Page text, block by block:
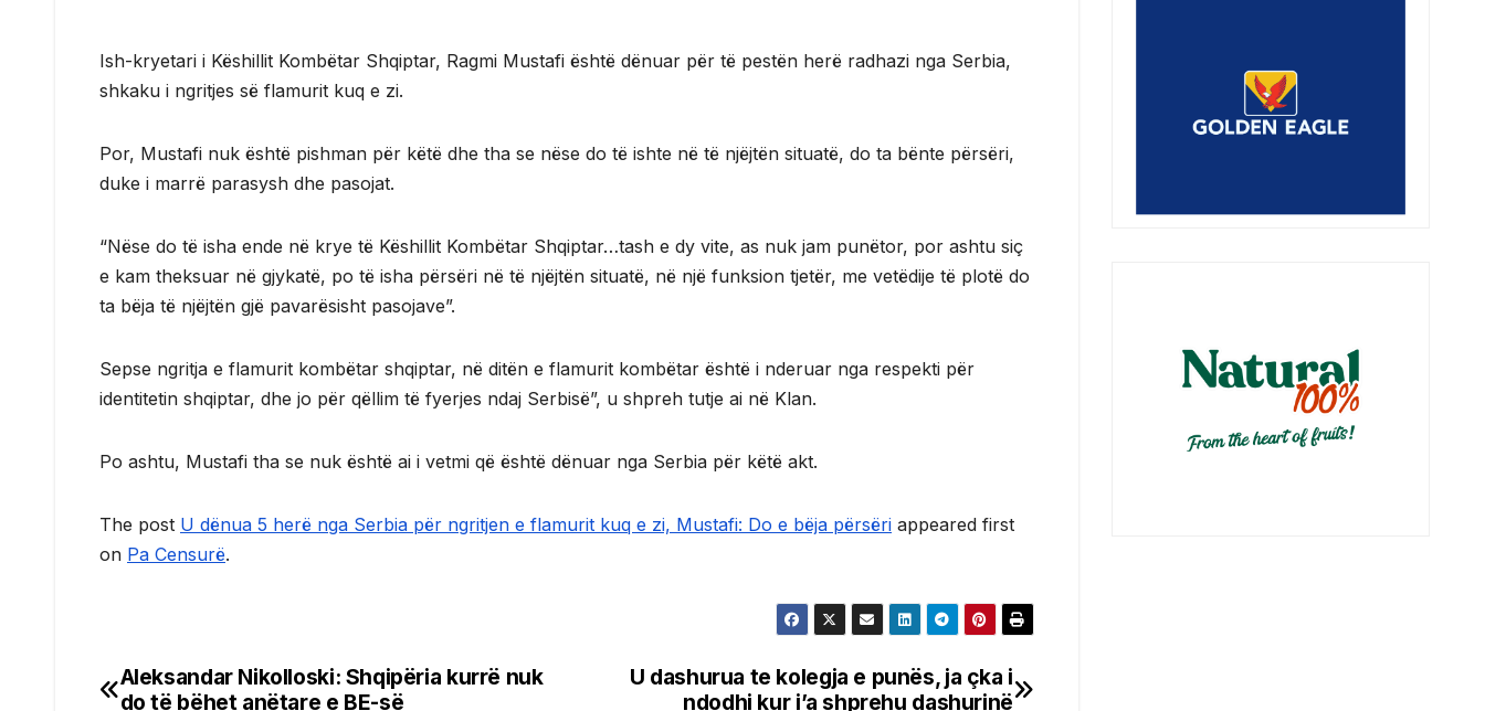
Ish-kryetari i Këshillit Kombëtar Shqiptar, Ragmi Mustafi është dënuar për të pestën herë radhazi nga Serbia,
shkaku i ngritjes së flamurit kuq e zi.
Por, Mustafi nuk është pishman për këtë dhe tha se nëse do të ishte në të njëjtën situatë, do ta bënte përsëri,
duke i marrë parasysh dhe pasojat.
“Nëse do të isha ende në krye të Këshillit Kombëtar Shqiptar…tash e dy vite, as nuk jam punëtor, por ashtu siç
e kam theksuar në gjykatë, po të isha përsëri në të njëjtën situatë, në një funksion tjetër, me vetëdije të plotë do
ta bëja të njëjtën gjë pavarësisht pasojave”.
Sepse ngritja e flamurit kombëtar shqiptar, në ditën e flamurit kombëtar është i nderuar nga respekti për
identitetin shqiptar, dhe jo për qëllim të fyerjes ndaj Serbisë”, u shpreh tutje ai në Klan.
Po ashtu, Mustafi tha se nuk është ai i vetmi që është dënuar nga Serbia për këtë akt.
The post U dënua 5 herë nga Serbia për ngritjen e flamurit kuq e zi, Mustafi: Do e bëja përsëri appeared first
on Pa Censurë.
Post
U dashurua te kolegja e punës, ja çka i
ndodhi kur i’a shprehu dashurinë
Aleksandar Nikolloski: Shqipëria kurrë nuk
do të bëhet anëtare e BE-së